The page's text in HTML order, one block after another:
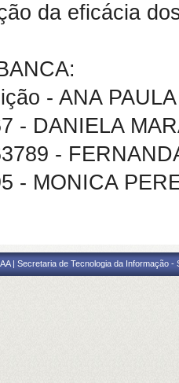
da eficácia
- ANA
- DANIELA
-
- MONICA
| Secretaria de Tecnologia da Informação